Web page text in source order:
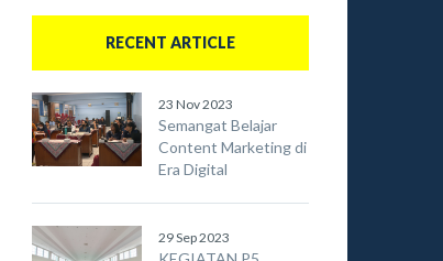
RECENT ARTICLE
23 Nov 2023
Semangat Belajar
Content Marketing di
Era Digital
29 Sep 2023